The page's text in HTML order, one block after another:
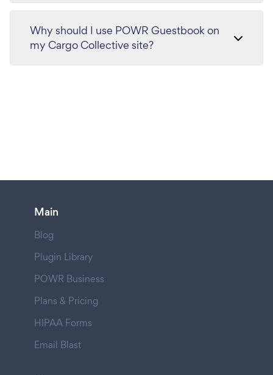
Why should I use POWR Guestbook on
my Cargo Collective site?
Main
Blog
Plugin Library
POWR Business
Plans & Pricing
HIPAA Forms
Email Blast